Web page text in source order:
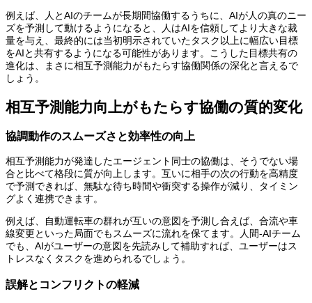
例えば、人とAIのチームが長期間協働するうちに、AIが人の真のニー
ズを予測して動けるようになると、人はAIを信頼してより大きな裁
量を与え、最終的には当初明示されていたタスク以上に幅広い目標
をAIと共有するようになる可能性があります。こうした目標共有の
進化は、まさに相互予測能力がもたらす協働関係の深化と言えるで
しょう。
相互予測能力向上がもたらす協働の質的変化
協調動作のスムーズさと効率性の向上
相互予測能力が発達したエージェント同士の協働は、そうでない場
合と比べて格段に質が向上します。互いに相手の次の行動を高精度
で予測できれば、無駄な待ち時間や衝突する操作が減り、タイミン
グよく連携できます。
例えば、自動運転車の群れが互いの意図を予測し合えば、合流や車
線変更といった局面でもスムーズに流れを保てます。人間-AIチーム
でも、AIがユーザーの意図を先読みして補助すれば、ユーザーはス
トレスなくタスクを進められるでしょう。
誤解とコンフリクトの軽減